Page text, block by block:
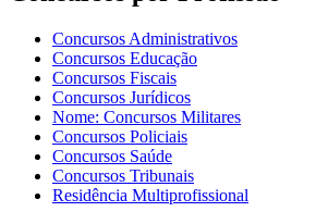
Concursos Administrativos
Concursos Educação
Concursos Fiscais
Concursos Jurídicos
Nome: Concursos Militares
Concursos Policiais
Concursos Saúde
Concursos Tribunais
Residência Multiprofissional